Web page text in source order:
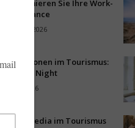
So optimieren Sie Ihre Work-
Life-Balance
3. August 2026
Innovationen im Tourismus:
Start-up Night
31. Juli 2026
Social Media im Tourismus